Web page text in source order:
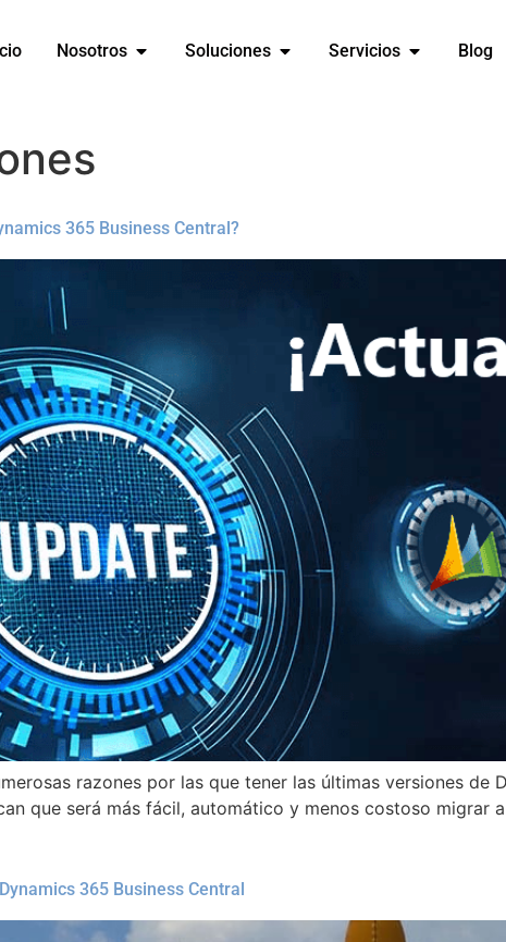
Nosotros Soluciones Servicios Blog
365 Business Central?
razones por las que tener las últimas versiones de
que será más fácil, automático y menos costoso migrar
365 Business Central